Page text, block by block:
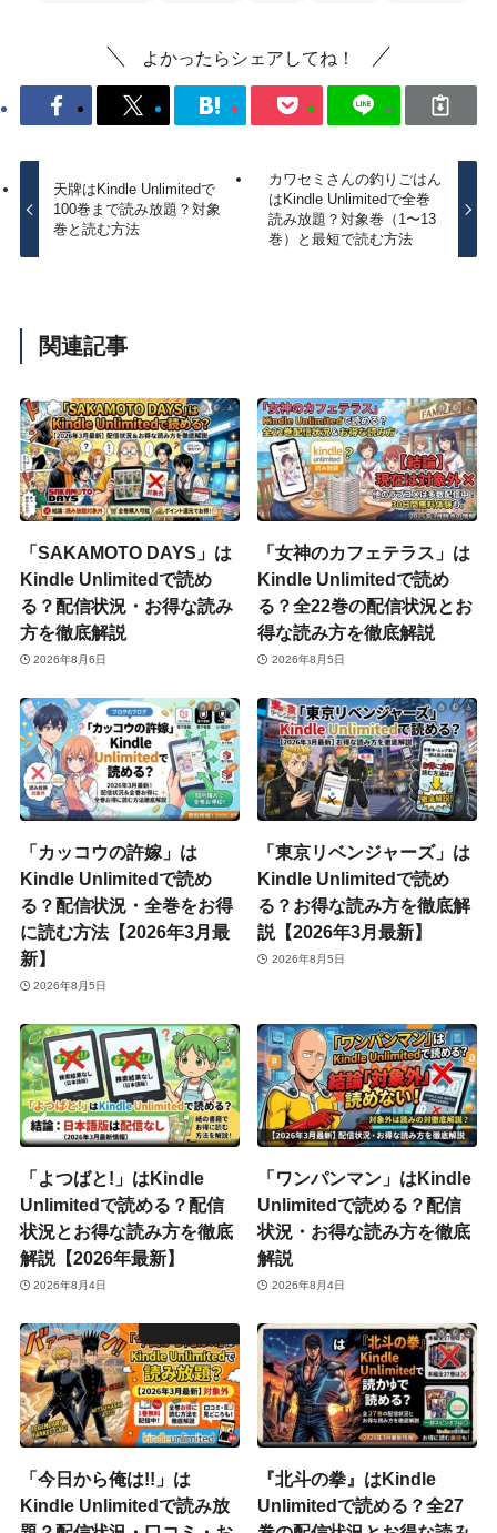
よかったらシェアしてね！
天牌はKindle Unlimitedで
100巻まで読み放題？対象
巻と読む方法
カワセミさんの釣りごはん
はKindle Unlimitedで全巻
読み放題？対象巻（1〜13
巻）と最短で読む方法
関連記事
「SAKAMOTO DAYS」は
Kindle Unlimitedで読め
る？配信状況・お得な読み
方を徹底解説
2026年8月6日
「女神のカフェテラス」は
Kindle Unlimitedで読め
る？全22巻の配信状況とお
得な読み方を徹底解説
2026年8月5日
「カッコウの許嫁」は
Kindle Unlimitedで読め
る？配信状況・全巻をお得
に読む方法【2026年3月最
新】
2026年8月5日
「東京リベンジャーズ」は
Kindle Unlimitedで読め
る？お得な読み方を徹底解
説【2026年3月最新】
2026年8月5日
「よつばと!」はKindle
Unlimitedで読める？配信
状況とお得な読み方を徹底
解説【2026年最新】
2026年8月4日
「ワンパンマン」はKindle
Unlimitedで読める？配信
状況・お得な読み方を徹底
解説
2026年8月4日
「今日から俺は!!」は
Kindle Unlimitedで読み放
『北斗の拳』はKindle
Unlimitedで読める？全27